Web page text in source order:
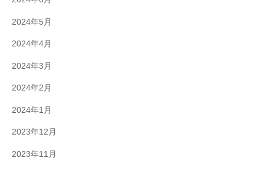
2024年5月
2024年4月
2024年3月
2024年2月
2024年1月
2023年12月
2023年11月